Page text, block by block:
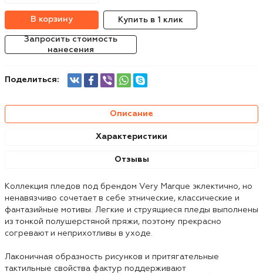
В корзину Купить в 1 клик
Запросить стоимость
нанесения
Поделиться:
Описание
Характеристики
Отзывы
Коллекция пледов под брендом Very Marque эклектично, но
ненавязчиво сочетает в себе этнические, классические и
фантазийные мотивы. Легкие и струящиеся пледы выполнены
из тонкой полушерстяной пряжи, поэтому прекрасно
согревают и неприхотливы в уходе.
Лаконичная образность рисунков и притягательные
тактильные свойства фактур поддерживают